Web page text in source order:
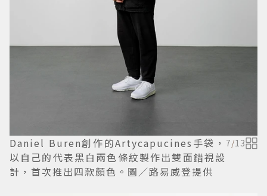
Daniel Buren創作的Artycapucines手袋，
以自己的代表黑白兩色條紋製作出雙面錯視設
計，首次推出四款顏色。圖／路易威登提供
7/13